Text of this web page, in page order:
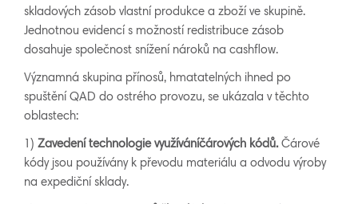
skladových zásob vlastní produkce a zboží ve skupině.
Jednotnou evidencí s možností redistribuce zásob
dosahuje společnost snížení nároků na cashflow.
Významná skupina přínosů, hmatatelných ihned po
spuštění QAD do ostrého provozu, se ukázala v těchto
oblastech:
1) Zavedení technologie využíváníčárových kódů. Čárové
kódy jsou používány k převodu materiálu a odvodu výroby
na expediční sklady.